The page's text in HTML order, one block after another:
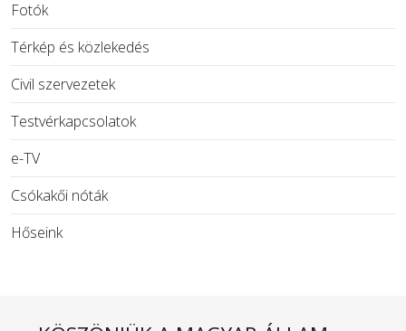
Fotók
Térkép és közlekedés
Civil szervezetek
Testvérkapcsolatok
e-TV
Csókakői nóták
Hőseink